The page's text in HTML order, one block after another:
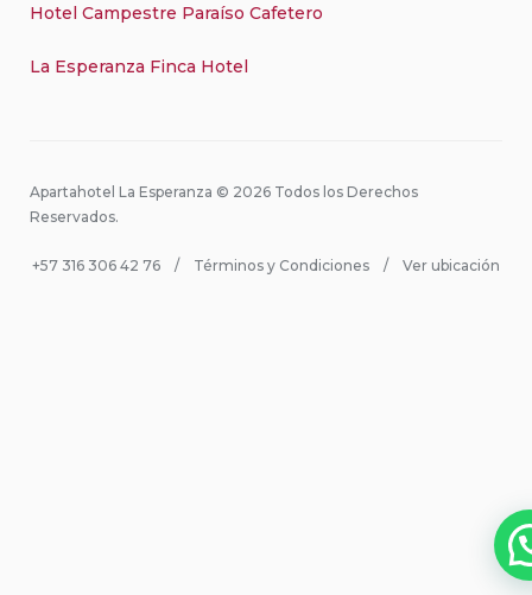
Hotel Campestre Paraíso Cafetero
La Esperanza Finca Hotel
Apartahotel La Esperanza © 2026 Todos los Derechos
Reservados.
+57 316 306 42 76 Términos y Condiciones Ver ubicación